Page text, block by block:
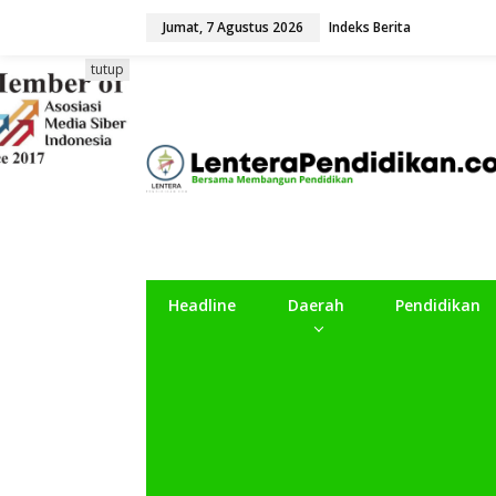
a
t
i
k
e
k
Jumat, 7 Agustus 2026 Indeks Berita
Headline Daerah Pendidikan
tutup